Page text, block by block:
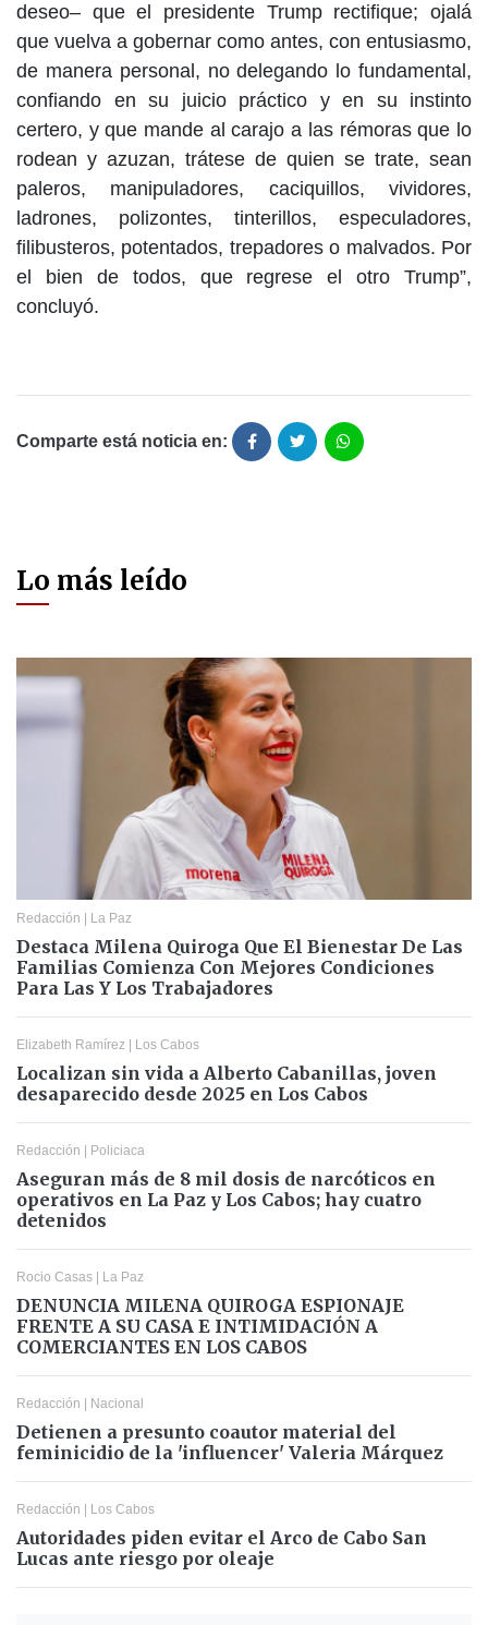
deseo– que el presidente Trump rectifique; ojalá
que vuelva a gobernar como antes, con entusiasmo,
de manera personal, no delegando lo fundamental,
confiando en su juicio práctico y en su instinto
certero, y que mande al carajo a las rémoras que lo
rodean y azuzan, trátese de quien se trate, sean
paleros, manipuladores, caciquillos, vividores,
ladrones, polizontes, tinterillos, especuladores,
filibusteros, potentados, trepadores o malvados. Por
el bien de todos, que regrese el otro Trump”,
concluyó.
Comparte está noticia en:
Lo más leído
Redacción | La Paz
Destaca Milena Quiroga Que El Bienestar De Las
Familias Comienza Con Mejores Condiciones
Para Las Y Los Trabajadores
Elizabeth Ramírez | Los Cabos
Localizan sin vida a Alberto Cabanillas, joven
desaparecido desde 2025 en Los Cabos
Redacción | Policiaca
Aseguran más de 8 mil dosis de narcóticos en
operativos en La Paz y Los Cabos; hay cuatro
detenidos
Rocio Casas | La Paz
DENUNCIA MILENA QUIROGA ESPIONAJE
FRENTE A SU CASA E INTIMIDACIÓN A
COMERCIANTES EN LOS CABOS
Redacción | Nacional
Detienen a presunto coautor material del
feminicidio de la 'influencer' Valeria Márquez
Redacción | Los Cabos
Autoridades piden evitar el Arco de Cabo San
Lucas ante riesgo por oleaje